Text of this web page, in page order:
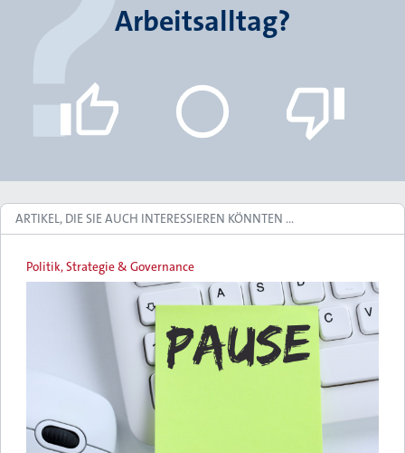
Arbeitsalltag?
ARTIKEL, DIE SIE AUCH INTERESSIEREN KÖNNTEN …
Politik, Strategie & Governance